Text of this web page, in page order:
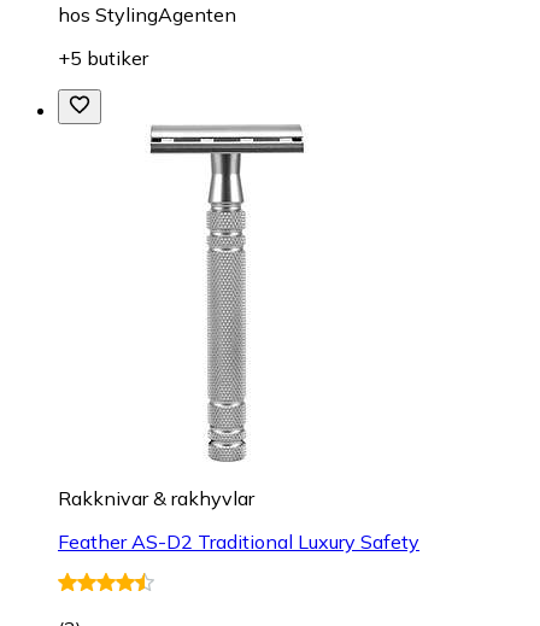
hos StylingAgenten
+5 butiker
Rakknivar & rakhyvlar
Feather AS-D2 Traditional Luxury Safety